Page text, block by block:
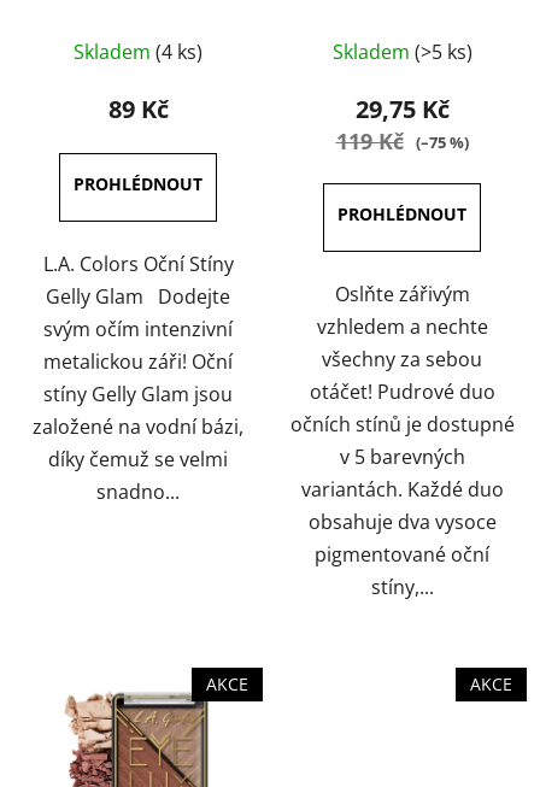
hodnocení
produktu
4,0
z
5
hvězdiček.
Skladem (4 ks)
89 Kč
L.A. Colors Oční Stíny
Gelly Glam Dodejte
svým očím intenzivní
metalickou záři! Oční
stíny Gelly Glam jsou
založené na vodní bázi,
díky čemuž se velmi
snadno...
hodnocení
produktu
je
5
hvězdiček.
Skladem (>5 ks)
29,75 Kč
119 Kč (–75 %)
Oslňte zářivým
vzhledem a nechte
všechny za sebou
otáčet! Pudrové duo
očních stínů je dostupné
v 5 barevných
variantách. Každé duo
obsahuje dva vysoce
pigmentované oční
stíny,...
AKCE AKCE